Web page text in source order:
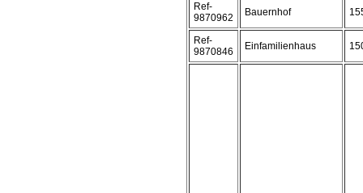
Ref-
9870962
Bauernhof
Ref-
9870846
Einfamilienhaus